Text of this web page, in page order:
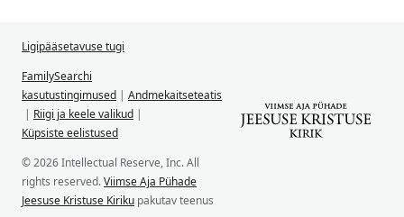
Ligipääsetavuse tugi
FamilySearchi
kasutustingimused | Andmekaitseteatis
| Riigi ja keele valikud |
Küpsiste eelistused
© 2026 Intellectual Reserve, Inc. All
rights reserved.Viimse Aja Pühade
Jeesuse Kristuse Kiriku pakutav teenus